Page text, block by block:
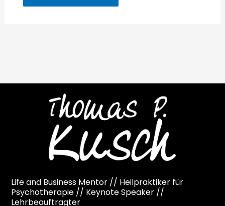
Life and Business Mentor // Heilpraktiker für
Psychotherapie // Keynote Speaker //
Lehrbeauftragter